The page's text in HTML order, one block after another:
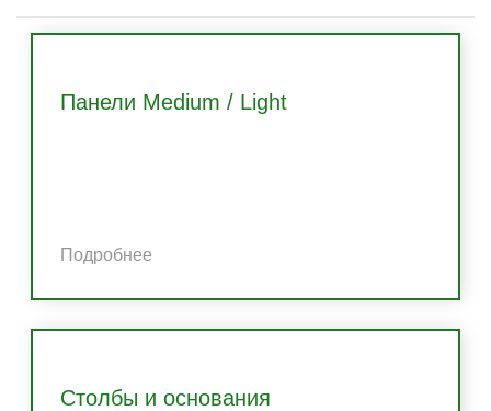
Панели Medium / Light
Подробнее
Столбы и основания